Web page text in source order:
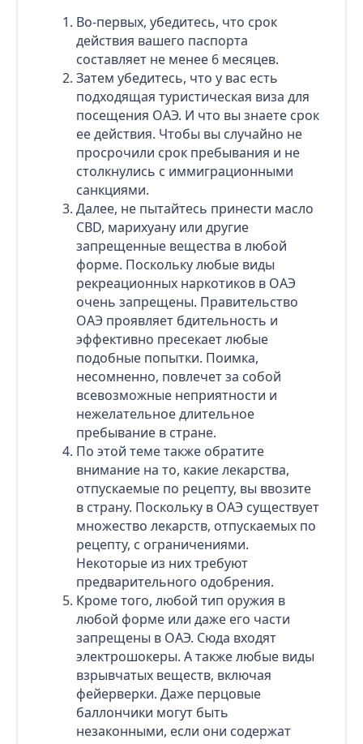
Во-первых, убедитесь, что срок
действия вашего паспорта
составляет не менее 6 месяцев.
Затем убедитесь, что у вас есть
подходящая туристическая виза для
посещения ОАЭ. И что вы знаете срок
ее действия. Чтобы вы случайно не
просрочили срок пребывания и не
столкнулись с иммиграционными
санкциями.
Далее, не пытайтесь принести масло
CBD, марихуану или другие
запрещенные вещества в любой
форме. Поскольку любые виды
рекреационных наркотиков в ОАЭ
очень запрещены. Правительство
ОАЭ проявляет бдительность и
эффективно пресекает любые
подобные попытки. Поимка,
несомненно, повлечет за собой
всевозможные неприятности и
нежелательное длительное
пребывание в стране.
По этой теме также обратите
внимание на то, какие лекарства,
отпускаемые по рецепту, вы ввозите
в страну. Поскольку в ОАЭ существует
множество лекарств, отпускаемых по
рецепту, с ограничениями.
Некоторые из них требуют
предварительного одобрения.
Кроме того, любой тип оружия в
любой форме или даже его части
запрещены в ОАЭ. Сюда входят
электрошокеры. А также любые виды
взрывчатых веществ, включая
фейерверки. Даже перцовые
баллончики могут быть
незаконными, если они содержат